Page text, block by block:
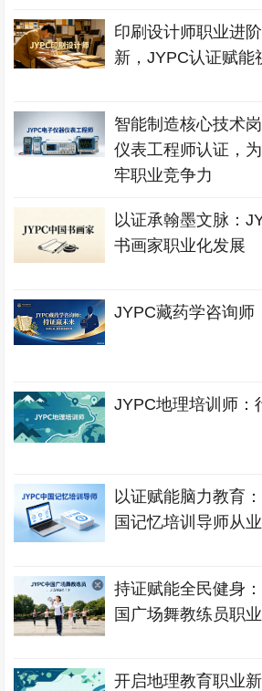
印刷设计师职业进
新，JYPC认证赋能
智能制造核心技术
仪表工程师认证，
牢职业竞争力
以证承翰墨文脉：
书画家职业化发展
JYPC藏药学咨询师
JYPC地理培训师：
以证赋能脑力教育
国记忆培训导师从
持证赋能全民健身
国广场舞教练员职
开启地理教育职业